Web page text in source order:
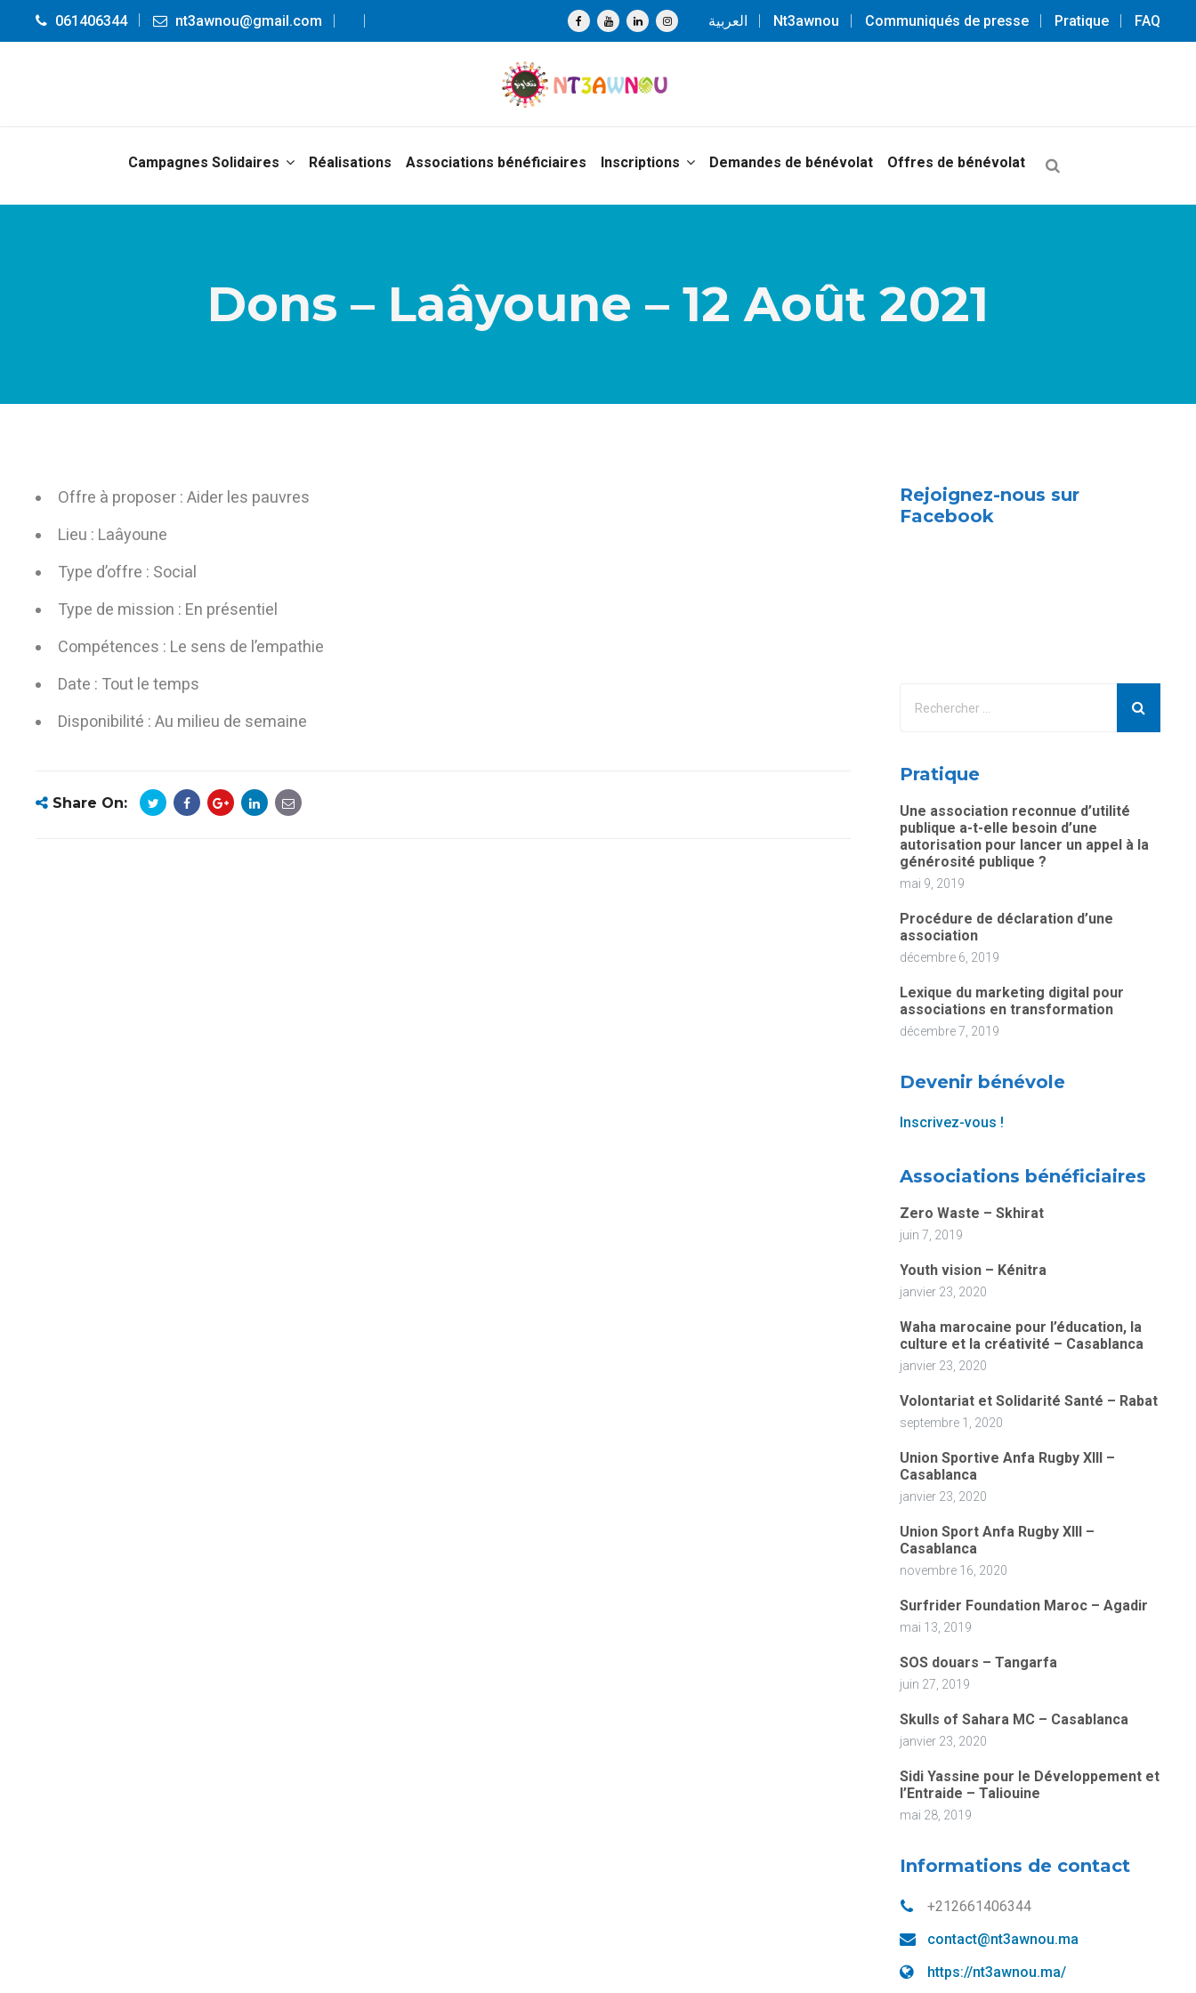
061406344 nt3awnou@gmail.com العربية Nt3awnou Communiqués de presse Pratique FAQ
Campagnes Solidaires Réalisations Associations bénéficiaires Inscriptions Demandes de bénévolat Offres de bénévolat
Dons – Laâyoune – 12 Août 2021
Offre à proposer : Aider les pauvres
Lieu : Laâyoune
Type d’offre : Social
Type de mission : En présentiel
Compétences : Le sens de l’empathie
Date : Tout le temps
Disponibilité : Au milieu de semaine
Share On:
Rejoignez-nous sur
Facebook
Pratique
Une association reconnue d’utilité
publique a-t-elle besoin d’une
autorisation pour lancer un appel à la
générosité publique ?
mai 9, 2019
Procédure de déclaration d’une
association
décembre 6, 2019
Lexique du marketing digital pour
associations en transformation
décembre 7, 2019
Devenir bénévole
Inscrivez-vous !
Associations bénéficiaires
Zero Waste – Skhirat
juin 7, 2019
Youth vision – Kénitra
janvier 23, 2020
Waha marocaine pour l’éducation, la
culture et la créativité – Casablanca
janvier 23, 2020
Volontariat et Solidarité Santé – Rabat
septembre 1, 2020
Union Sportive Anfa Rugby XIII –
Casablanca
janvier 23, 2020
Union Sport Anfa Rugby XIII –
Casablanca
novembre 16, 2020
Surfrider Foundation Maroc – Agadir
mai 13, 2019
SOS douars – Tangarfa
juin 27, 2019
Skulls of Sahara MC – Casablanca
janvier 23, 2020
Sidi Yassine pour le Développement et
l’Entraide – Taliouine
mai 28, 2019
Informations de contact
+212661406344
contact@nt3awnou.ma
https://nt3awnou.ma/